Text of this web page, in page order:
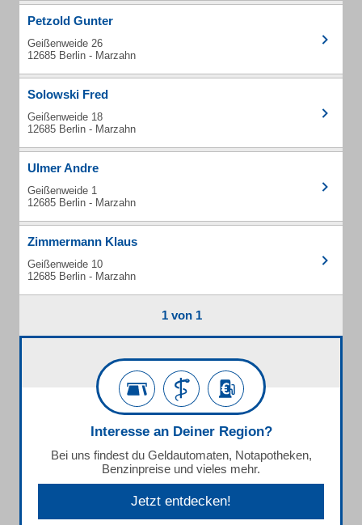
Petzold Gunter
Geißenweide 26
12685 Berlin - Marzahn
Solowski Fred
Geißenweide 18
12685 Berlin - Marzahn
Ulmer Andre
Geißenweide 1
12685 Berlin - Marzahn
Zimmermann Klaus
Geißenweide 10
12685 Berlin - Marzahn
1 von 1
Interesse an Deiner Region?
Bei uns findest du Geldautomaten, Notapotheken,
Benzinpreise und vieles mehr.
Jetzt entdecken!